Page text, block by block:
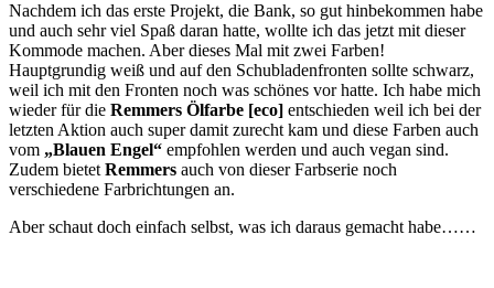
Nachdem ich das erste Projekt, die Bank, so gut hinbekommen habe
und auch sehr viel Spaß daran hatte, wollte ich das jetzt mit dieser
Kommode machen. Aber dieses Mal mit zwei Farben!
Hauptgrundig weiß und auf den Schubladenfronten sollte schwarz,
weil ich mit den Fronten noch was schönes vor hatte. Ich habe mich
wieder für die Remmers Ölfarbe [eco] entschieden weil ich bei der
letzten Aktion auch super damit zurecht kam und diese Farben auch
vom „Blauen Engel“ empfohlen werden und auch vegan sind.
Zudem bietet Remmers auch von dieser Farbserie noch
verschiedene Farbrichtungen an.
Aber schaut doch einfach selbst, was ich daraus gemacht habe……